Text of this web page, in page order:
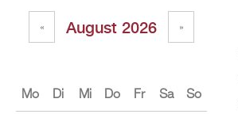
Au­gust 2026
« »
Mo Di Mi Do Fr Sa So